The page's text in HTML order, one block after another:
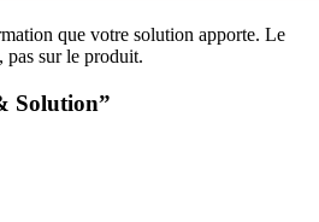
que votre solution apporte. Le
pas sur le produit.
Solution”